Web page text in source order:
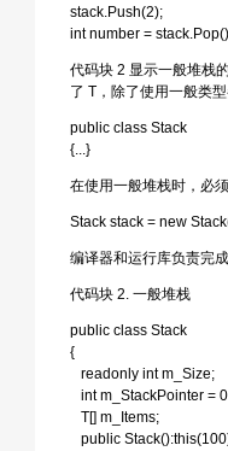
stack.Push(2);
int number =
代码块 2 显示一般堆栈
了 T，除了使用一般类
public class Stack
{...}
在使用一般堆栈时，必
Stack stack = new
编译器和运行库负责完
代码块 2. 一般堆栈
public class Stack
{
readonly int m_Size;
int m_StackPointer =
T[] m_Items;
public